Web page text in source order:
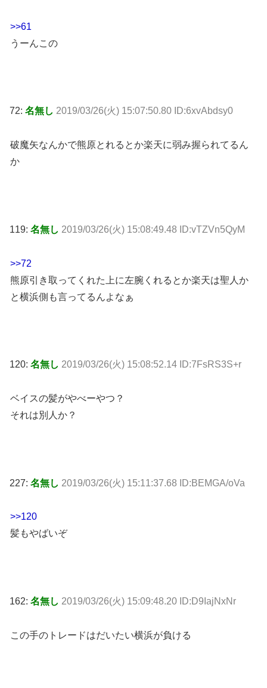
>>61
うーんこの
72: 名無し 2019/03/26(火) 15:07:50.80 ID:6xvAbdsy0
破魔矢なんかで熊原とれるとか楽天に弱み握られてるん
か
119: 名無し 2019/03/26(火) 15:08:49.48 ID:vTZVn5QyM
>>72
熊原引き取ってくれた上に左腕くれるとか楽天は聖人か
と横浜側も言ってるんよなぁ
120: 名無し 2019/03/26(火) 15:08:52.14 ID:7FsRS3S+r
ベイスの髪がやべーやつ？
それは別人か？
227: 名無し 2019/03/26(火) 15:11:37.68 ID:BEMGA/oVa
>>120
髪もやばいぞ
162: 名無し 2019/03/26(火) 15:09:48.20 ID:D9IajNxNr
この手のトレードはだいたい横浜が負ける